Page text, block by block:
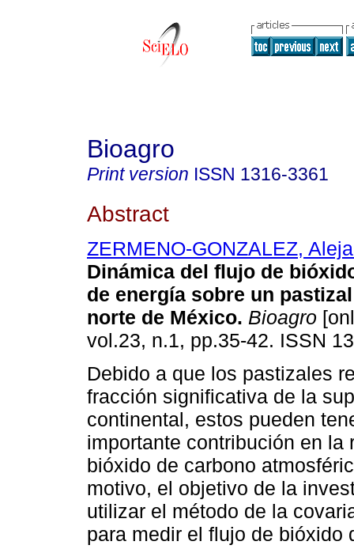
Bioagro
Print version ISSN 1316-3361
Abstract
ZERMENO-GONZALEZ,
Dinámica del flujo de
de energía sobre un
norte de México. Bioagro
vol.23, n.1, pp.35-42. ISSN
Debido a que los pastizales
fracción significativa de la
continental, estos pueden
importante contribución en la
bióxido de carbono
motivo, el objetivo de la
utilizar el método de la
para medir el flujo de bióxido